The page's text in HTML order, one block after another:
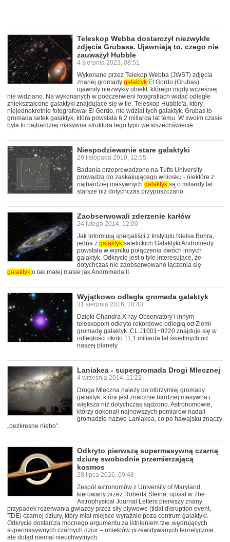
Teleskop Webba dostarczył niezwykłe
zdjęcia Grubasa. Ujawniają to, czego nie
zauważył Hubble
4 sierpnia 2023, 08:51
Wykonane przez Telekop Webba (JWST) zdjęcia
znanej gromady galaktyk El Gordo (Grubas)
ujawniły niezwykły obiekt, którego nigdy wcześniej
nie widziano. Na wykonanych w podczerwieni fotografiach widać odległe
zniekształcone galaktyki znajdujące się w tle. Teleskop Hubble'a, który
niejednokrotnie fotografował El Gordo, nie wdział tych galaktyk. Grubas to
gromada setek galaktyk, która powstała 6,2 miliarda lat temu. W swoim czasie
była to najbardziej masywna struktura tego typu we wszechświecie.
Niespodziewanie stare galaktyki
29 listopada 2010, 12:55
Badania przeprowadzone na Tufts University
prowadzą do zaskakującego wniosku - niektóre z
najbardziej masywnych galaktyk są o miliardy lat
starsze niż dotychczas przypuszczano.
Zaobserwowali zderzenie karłów
24 lutego 2014, 12:00
Jak informują specjaliści z Instytutu Nielsa Bohra,
jedna z galaktyk satelickich Galaktyki Andromedy
powstała w wyniku połączenia dwóch innych
galaktyk. Odkrycie jest o tyle interesujące, że
dotychczas nie zaobserwowano łączenia się
galaktyk o tak małej masie jak Andromeda II.
Wyjątkowo odległa gromada galaktyk
31 sierpnia 2016, 10:43
Dzięki Chandra X-ray Observatory i innym
teleskopom odkryto rekordowo odległą od Ziemi
gromadę galaktyk. CL J1001+0220 znajduje się w
odległości około 11,1 miliarda lat świetlnych od
naszej planety
Laniakea - supergromada Drogi Mlecznej
4 września 2014, 11:22
Droga Mleczna należy do olbrzymiej gromady
galaktyk, która jest znacznie bardziej masywna i
większa niż dotychczas sądzono. Astronomowie,
którzy dokonali najnowszych pomiarów nadali
gromadzie nazwę Laniakea, co po hawajsku znaczy
„bezkresne niebo”.
Odkryto pierwszą supermasywną czarną
dziurę swobodnie przemierzającą
kosmos
28 lipca 2026, 09:48
Zespół astronomów z University of Maryland,
kierowany przez Roberta Steina, opisał w The
Astrophysical Journal Letters pierwszy znany
przypadek rozerwania gwiazdy przez siły pływowe (tidal disruption event,
TDE) czarnej dziury, który miał miejsce wyraźnie poza centrum galaktyki.
Odkrycie dostarcza mocnego argumentu za istnieniem tzw. wędrujących
supermasywnych czarnych dziur – obiektów przewidywanych teoretycznie,
ale dotąd niemal nieuchwytnych.